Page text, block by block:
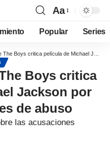
Aa
Popular Series
película de Michael Jackson por omitir acusaciones de abuso
Boys critica
Jackson por
de abuso
las acusaciones